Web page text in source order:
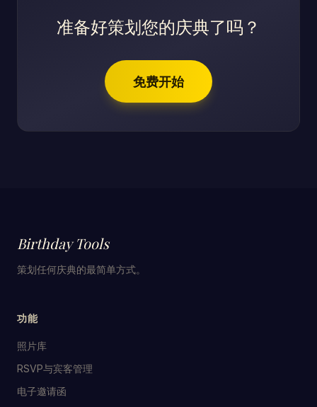
准备好策划您的庆典了吗？
免费开始
Birthday Tools
策划任何庆典的最简单方式。
功能
照片库
RSVP与宾客管理
电子邀请函